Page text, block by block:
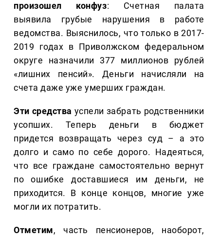
произошел конфуз: Счетная палата
выявила грубые нарушения в работе
ведомства. Выяснилось, что только в 2017-
2019 годах в Приволжском федеральном
округе назначили 377 миллионов рублей
«лишних пенсий». Деньги начисляли на
счета даже уже умерших граждан.
Эти средства успели забрать родственники
усопших. Теперь деньги в бюджет
придется возвращать через суд – а это
долго и само по себе дорого. Надеяться,
что все граждане самостоятельно вернут
по ошибке доставшиеся им деньги, не
приходится. В конце концов, многие уже
могли их потратить.
Отметим, часть пенсионеров, наоборот,